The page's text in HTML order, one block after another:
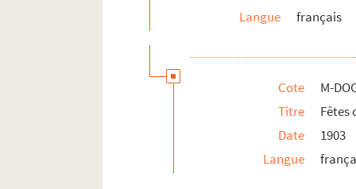
Langue
français
Cote
M-
Titre
Fêtes
Date
1903
Langue